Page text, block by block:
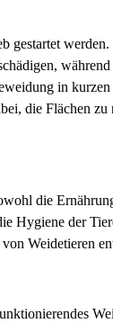
gestartet
in
die Flächen zu
die
Hygiene der
Weidetieren